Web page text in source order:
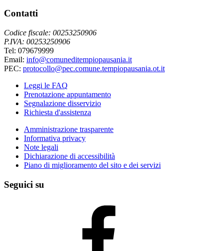
Contatti
Codice fiscale: 00253250906
P.IVA: 00253250906
Tel: 079679999
Email: info@comuneditempiopausania.it
PEC: protocollo@pec.comune.tempiopausania.ot.it
Leggi le FAQ
Prenotazione appuntamento
Segnalazione disservizio
Richiesta d'assistenza
Amministrazione trasparente
Informativa privacy
Note legali
Dichiarazione di accessibilità
Piano di miglioramento del sito e dei servizi
Seguici su